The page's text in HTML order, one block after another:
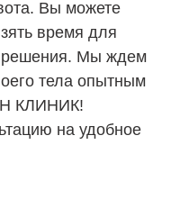
Вы можете
время для
решения. Мы ждем
тела опытным
КЛИНИК!
на удобное